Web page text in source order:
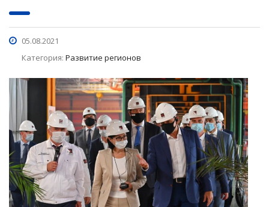
05.08.2021
Категория: Развитие регионов